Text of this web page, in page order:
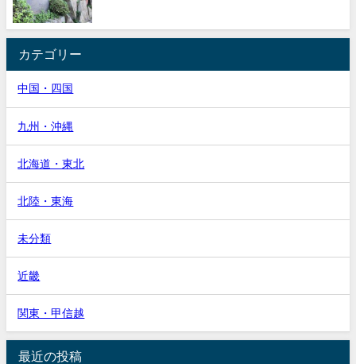
カテゴリー
中国・四国
九州・沖縄
北海道・東北
北陸・東海
未分類
近畿
関東・甲信越
最近の投稿